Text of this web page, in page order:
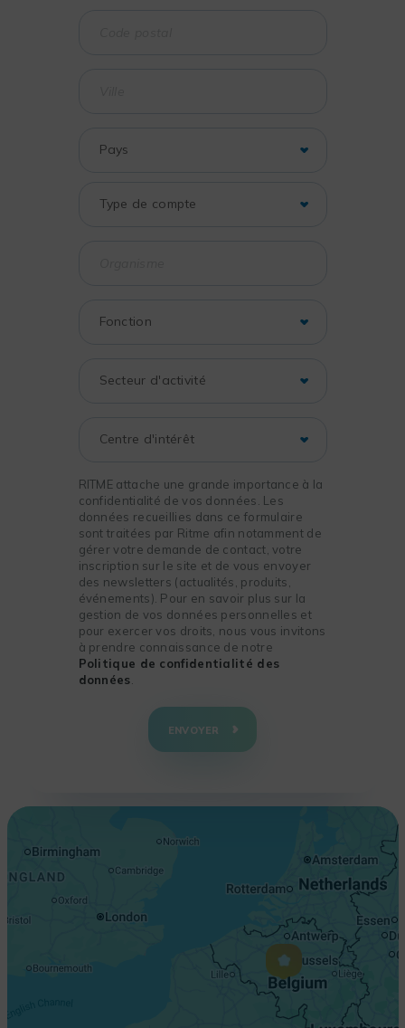
RITME attache une grande importance à la
confidentialité de vos données. Les
données recueillies dans ce formulaire
sont traitées par Ritme afin notamment de
gérer votre demande de contact, votre
inscription sur le site et de vous envoyer
des newsletters (actualités, produits,
événements). Pour en savoir plus sur la
gestion de vos données personnelles et
pour exercer vos droits, nous vous invitons
à prendre connaissance de notre
Politique de confidentialité des
données
ENVOYER